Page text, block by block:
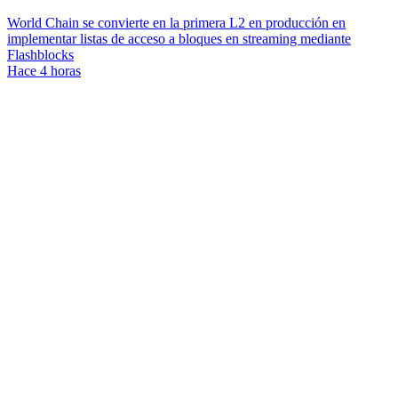
World Chain se convierte en la primera L2 en producción en
implementar listas de acceso a bloques en streaming mediante
Flashblocks
Hace 4 horas